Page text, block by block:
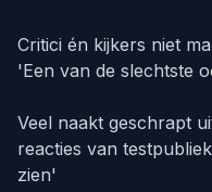
Critici én kijkers niet
'Een van de slechtste
Veel naakt geschrapt
reacties van
zien'